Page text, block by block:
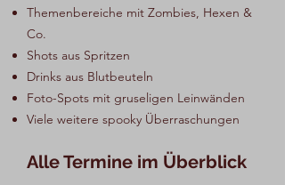
Themenbereiche mit Zombies, Hexen &
Co.
Shots aus Spritzen
Drinks aus Blutbeuteln
Foto-Spots mit gruseligen Leinwänden
Viele weitere spooky Überraschungen
Alle Termine im Überblick